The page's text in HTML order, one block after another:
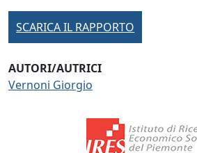
SCARICA IL RAPPORTO
AUTORI/AUTRICI
Vernoni Giorgio